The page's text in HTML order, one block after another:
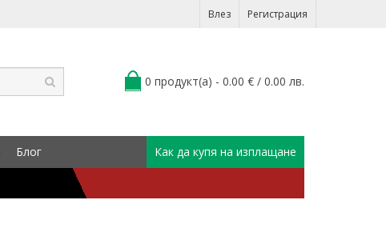
Влез Регистрация
0 продукт(а) - 0.00 € / 0.00 лв.
Блог Как да купя на изплащане